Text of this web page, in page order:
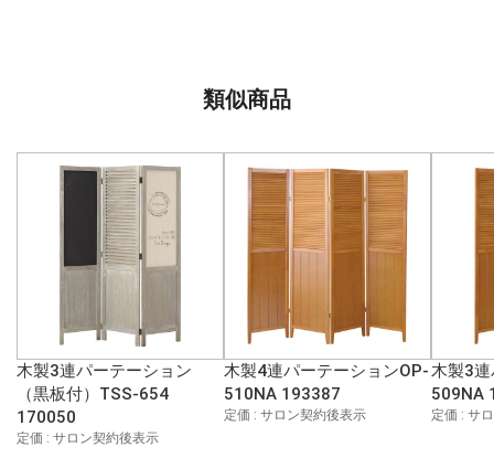
類似商品
木製3連パーテーション
（黒板付）TSS-654
170050
定価 : サロン契約後表示
木製4連パーテーションOP-
510NA 193387
定価 : サロン契約後表示
木製3
509NA
定価 : サ